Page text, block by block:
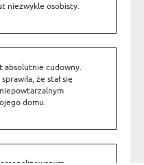
niezwykle osobisty.
absolutnie cudowny.
że stał się
domu.